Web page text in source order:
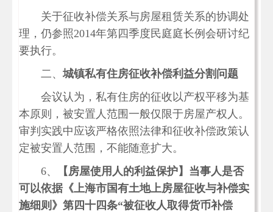
关于征收补偿关系与房屋租赁关系的协调处
理，仍参照2014年第四季度民庭庭长例会研讨纪
要执行。
二、 城镇私有住房征收补偿利益分割问题
会议认为，私有住房的征收以产权平移为基
本原则，被安置人范围一般仅限于房屋产权人。
审判实践中应该严格依照法律和征收补偿政策认
定被安置人范围，不能随意扩大。
6、
【房屋使用人的利益保护】当事人是否
可以依据《上海市国有土地上房屋征收与补偿实
施细则》第四十四条“被征收人取得货币补偿